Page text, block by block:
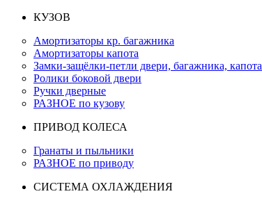
КУЗОВ
Амортизаторы кр. багажника
Амортизаторы капота
Замки-защёлки-петли двери, багажника, капота
Ролики боковой двери
Ручки дверные
РАЗНОЕ по кузову
ПРИВОД КОЛЕСА
Гранаты и пыльники
РАЗНОЕ по приводу
СИСТЕМА ОХЛАЖДЕНИЯ